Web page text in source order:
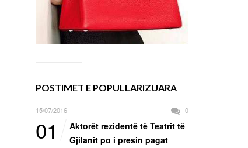
POSTIMET E POPULLARIZUARA
15/07/2016 0
01
Aktorët rezidentë të Teatrit të
Gjilanit po i presin pagat